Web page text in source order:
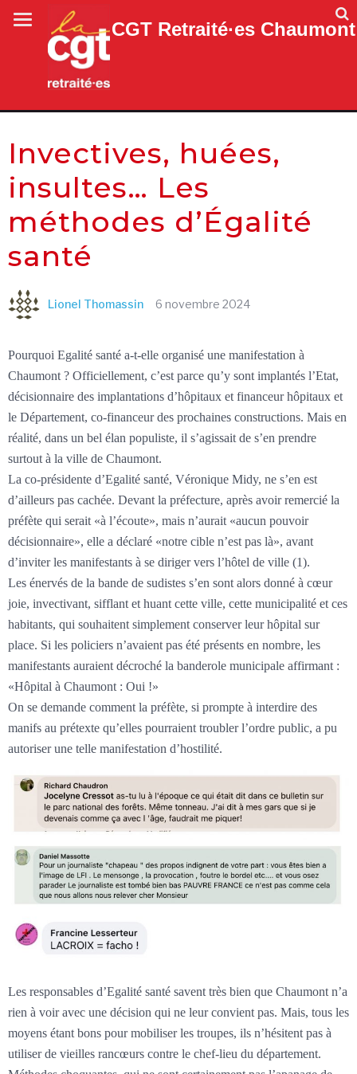
CGT Retraité·es Chaumont
Invectives, huées,
insultes… Les
méthodes d’Égalité
santé
Lionel Thomassin 6 novembre 2024
Pourquoi Egalité santé a-t-elle organisé une manifestation à
Chaumont ? Officiellement, c’est parce qu’y sont implantés l’Etat,
décisionnaire des implantations d’hôpitaux et financeur hôpitaux et
le Département, co-financeur des prochaines constructions. Mais en
réalité, dans un bel élan populiste, il s’agissait de s’en prendre
surtout à la ville de Chaumont.
La co-présidente d’Egalité santé, Véronique Midy, ne s’en est
d’ailleurs pas cachée. Devant la préfecture, après avoir remercié la
préfète qui serait «à l’écoute», mais n’aurait «aucun pouvoir
décisionnaire», elle a déclaré «notre cible n’est pas là», avant
d’inviter les manifestants à se diriger vers l’hôtel de ville (1).
Les énervés de la bande de sudistes s’en sont alors donné à cœur
joie, invectivant, sifflant et huant cette ville, cette municipalité et ces
habitants, qui souhaitent simplement conserver leur hôpital sur
place. Si les policiers n’avaient pas été présents en nombre, les
manifestants auraient décroché la banderole municipale affirmant :
«Hôpital à Chaumont : Oui !»
On se demande comment la préfète, si prompte à interdire des
manifs au prétexte qu’elles pourraient troubler l’ordre public, a pu
autoriser une telle manifestation d’hostilité.
Les responsables d’Egalité santé savent très bien que Chaumont n’a
rien à voir avec une décision qui ne leur convient pas. Mais, tous les
moyens étant bons pour mobiliser les troupes, ils n’hésitent pas à
utiliser de vieilles rancœurs contre le chef-lieu du département.